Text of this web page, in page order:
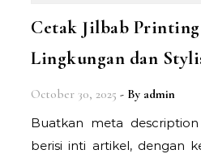
Cetak Jilbab
Lingkungan dan
October 30, 2025 - By admin
Buatkan meta description dari artikel tersebut
berisi inti artikel, dengan